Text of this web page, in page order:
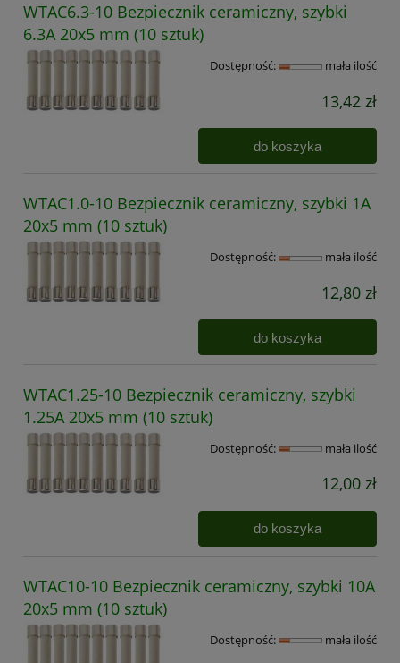
WTAC6.3-10 Bezpiecznik ceramiczny, szybki
6.3A 20x5 mm (10 sztuk)
Dostępność: mała ilość
13,42 zł
do koszyka
WTAC1.0-10 Bezpiecznik ceramiczny, szybki 1A
20x5 mm (10 sztuk)
Dostępność: mała ilość
12,80 zł
do koszyka
WTAC1.25-10 Bezpiecznik ceramiczny, szybki
1.25A 20x5 mm (10 sztuk)
Dostępność: mała ilość
12,00 zł
do koszyka
WTAC10-10 Bezpiecznik ceramiczny, szybki 10A
20x5 mm (10 sztuk)
Dostępność: mała ilość